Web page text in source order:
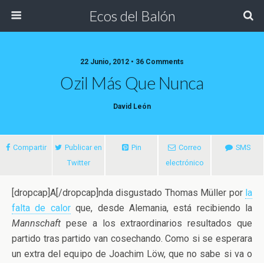
Ecos del Balón
22 Junio, 2012 • 36 Comments
Ozil Más Que Nunca
David León
Compartir
Publicar en
Twitter
Pin
Correo
electrónico
SMS
[dropcap]A[/dropcap]nda disgustado Thomas Müller por la
falta de calorque, desde Alemania, está recibiendo la
Mannschaft pese a los extraordinarios resultados que
partido tras partido van cosechando. Como si se esperara
un extra del equipo de Joachim Löw, que no sabe si va o